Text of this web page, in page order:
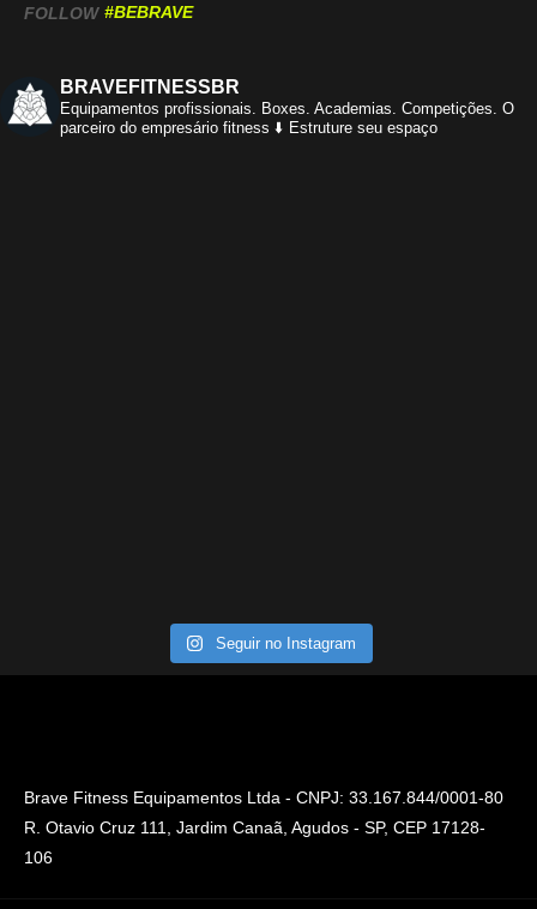
FOLLOW #BEBRAVE
BRAVEFITNESSBR
Equipamentos profissionais. Boxes. Academias. Competições. O
parceiro do empresário fitness ⬇️ Estruture seu espaço
Seguir no Instagram
Brave Fitness Equipamentos Ltda - CNPJ: 33.167.844/0001-80
R. Otavio Cruz 111, Jardim Canaã, Agudos - SP, CEP 17128-
106